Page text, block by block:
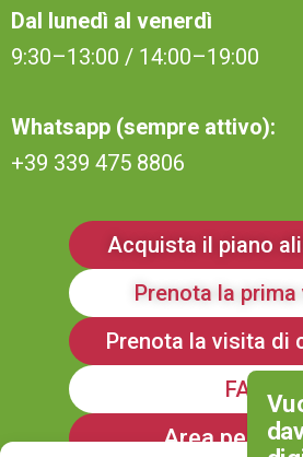
Dal lunedì al venerdì
9:30–13:00 / 14:00–19:00
Whatsapp (sempre attivo):
+39 339 475 8806
Acquista il piano
Prenota la
Prenota la visita di
FAQ
Area